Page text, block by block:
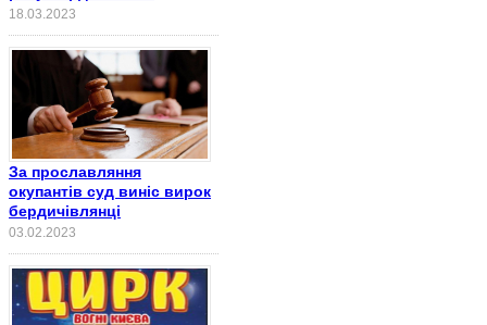
18.03.2023
За прославляння
окупантів суд виніс вирок
бердичівлянці
03.02.2023